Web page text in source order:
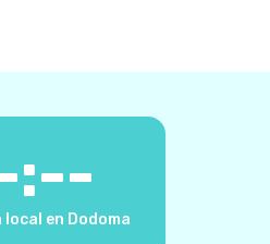
:--
local en Dodoma